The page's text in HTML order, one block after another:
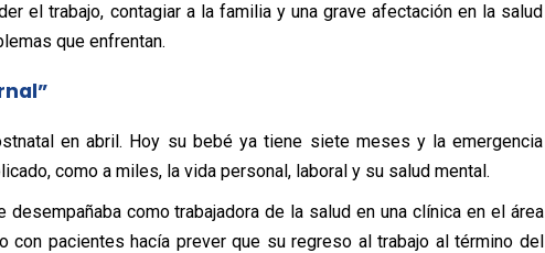
el trabajo, contagiar a la familia y una grave afectación en la salud
que enfrentan.
en abril. Hoy su bebé ya tiene siete meses y la emergencia
como a miles, la vida personal, laboral y su salud mental.
como trabajadora de la salud en una clínica en el área
con pacientes hacía prever que su regreso al trabajo al término del